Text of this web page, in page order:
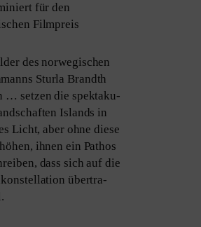
für den
Filmpreis
des nor­we­gi­schen
Sturla Brandth
… set­zen die spek­ta­ku­
Islands in
Licht, aber ohne die­se
ihnen ein Pathos
dass sich auf die
über­tra­